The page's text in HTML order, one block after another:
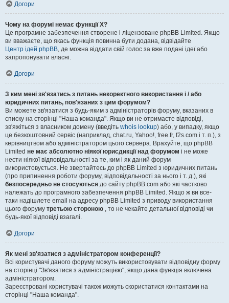
Догори
Чому на форумі немає функції X?
Це програмне забезпечення створене і ліцензоване phpBB Limited. Якщо
ви вважаєте, що якась функція повинна бути додана, відвідайте
Центр ідей phpBB, де можна віддати свій голос за вже подані ідеї або
запропонувати власні.
Догори
З ким мені зв'язатись з питань некоректного використання і / або
юридичних питань, пов'язаних з цим форумом?
Ви можете зв'язатися з будь-яким з адміністраторів форуму, вказаних в
списку на сторінці "Наша команда". Якщо ви не отримаєте відповіді,
зв'яжіться з власником домену (введіть whois lookup) або, у випадку, якщо
це безкоштовний сервіс (наприклад, chat.ru, Yahoo!, free.fr, f2s.com і т. п.), з
керівництвом або адміністратором цього сервера. Врахуйте, що phpBB
Limited не має абсолютно ніякої юрисдикції над форумом і не може
нести ніякої відповідальності за те, ким і як даний форум
використовується. Не звертайтесь до phpBB Limited з юридичних питань
(про припинення роботи форуму, відповідальності за нього і т. д.), які
безпосередньо не стосуються до сайту phpBB.com або які частково
належать до програмного забезпечення phpBB Limited. Якщо ж ви все-
таки надішлете email на адресу phpBB Limited з приводу використання
цього форуму третьою стороною , то не чекайте детальної відповіді чи
будь-якої відповіді взагалі.
Догори
Як мені зв'язатися з адміністратором конференції?
Всі користувачі даного форуму можуть використовувати відповідну форму
на сторінці "Зв'язатися з адміністрацією", якщо дана функція включена
адміністратором.
Зареєстровані користувачі також можуть скористатися контактами на
сторінці "Наша команда".